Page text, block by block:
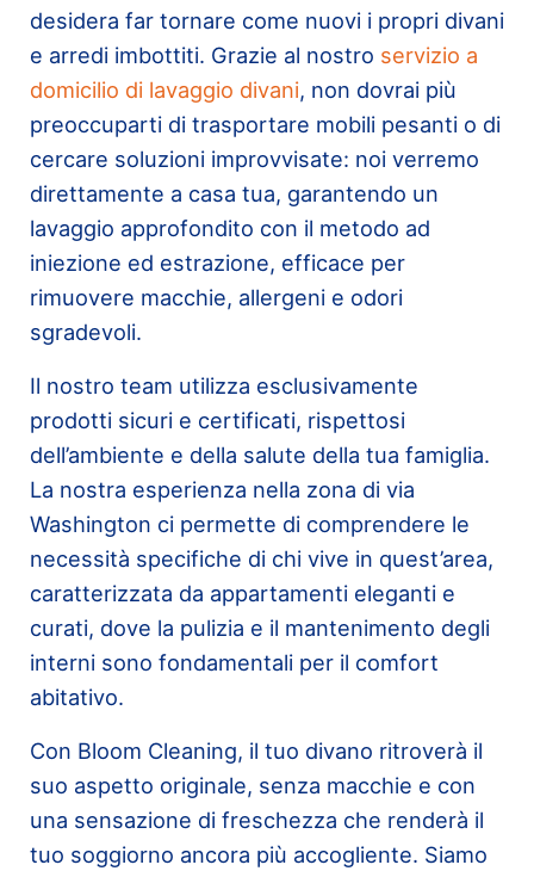
desidera far tornare come nuovi i propri divani
e arredi imbottiti. Grazie al nostro servizio a
domicilio di lavaggio divani, non dovrai più
preoccuparti di trasportare mobili pesanti o di
cercare soluzioni improvvisate: noi verremo
direttamente a casa tua, garantendo un
lavaggio approfondito con il metodo ad
iniezione ed estrazione, efficace per
rimuovere macchie, allergeni e odori
sgradevoli.
Il nostro team utilizza esclusivamente
prodotti sicuri e certificati, rispettosi
dell’ambiente e della salute della tua famiglia.
La nostra esperienza nella zona di via
Washington ci permette di comprendere le
necessità specifiche di chi vive in quest’area,
caratterizzata da appartamenti eleganti e
curati, dove la pulizia e il mantenimento degli
interni sono fondamentali per il comfort
abitativo.
Con Bloom Cleaning, il tuo divano ritroverà il
suo aspetto originale, senza macchie e con
una sensazione di freschezza che renderà il
tuo soggiorno ancora più accogliente. Siamo